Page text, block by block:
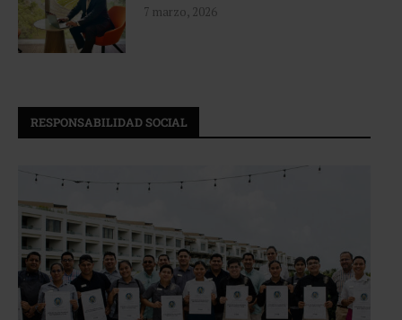
7 marzo, 2026
RESPONSABILIDAD SOCIAL